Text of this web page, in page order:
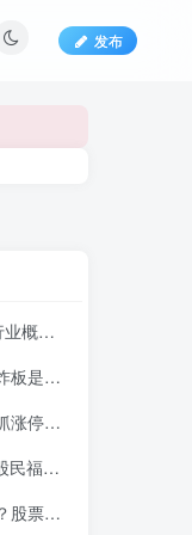
发布
图解
的暗语！
高手！
全揭秘！
么意思？